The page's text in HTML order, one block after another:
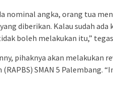
nominal angka, orang tua
diberikan. Kalau sudah
boleh melakukan itu,”
pihaknya akan melakukan
SMAN 5 Palembang.